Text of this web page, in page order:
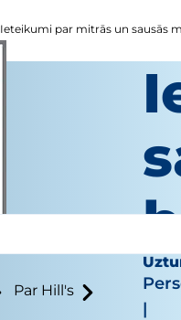
Par Hill's
Ieteikumi par mitrās un sausās
|